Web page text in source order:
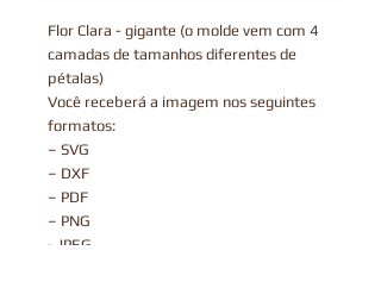
Flor Clara - gigante (o molde vem com 4
camadas de tamanhos diferentes de
pétalas)
Você receberá a imagem nos seguintes
formatos:
– SVG
– DXF
– PDF
– PNG
- JPEG